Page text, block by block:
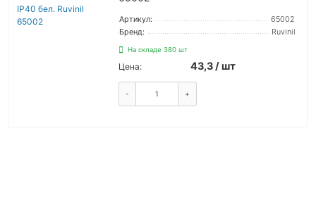
Артикул:
65002
Бренд:
Ruvinil
На складе 380 шт
Цена: 43,3 / шт
- +